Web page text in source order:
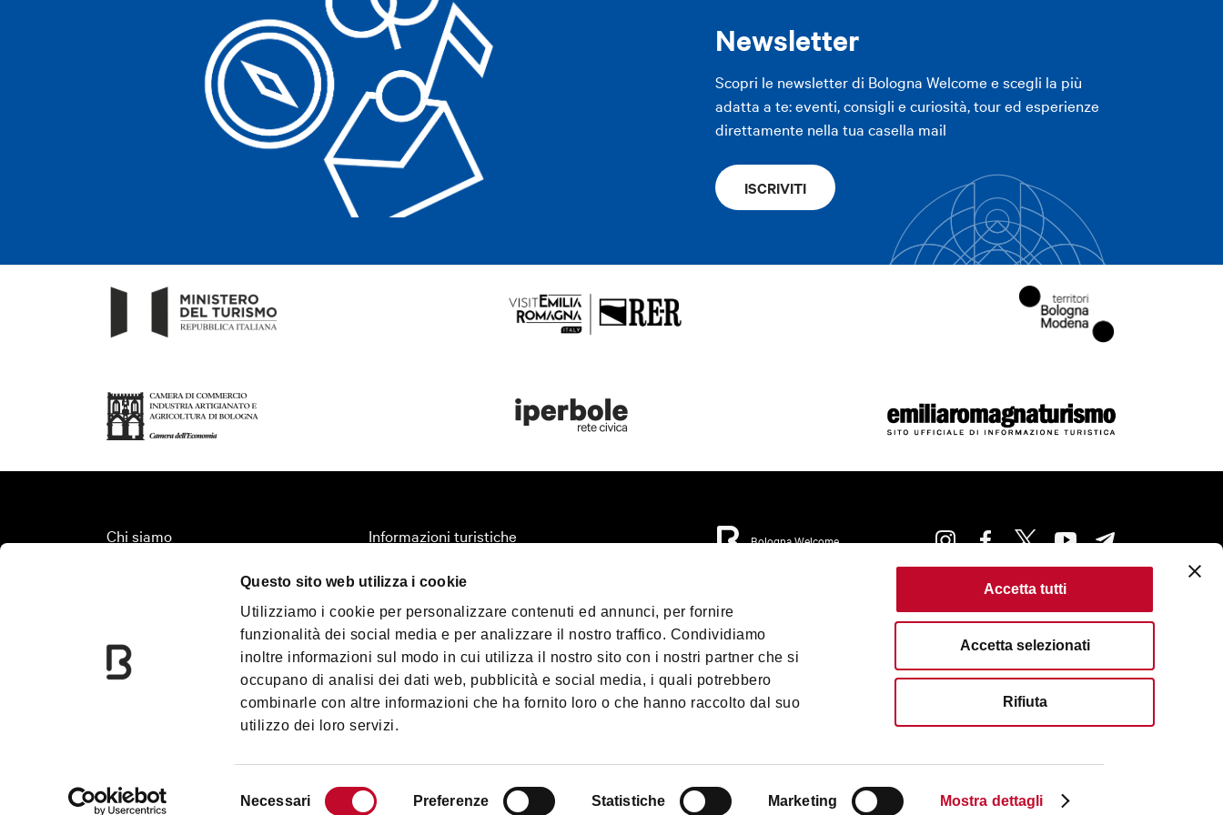
Questo sito web utilizza i cookie
Utilizziamo i cookie per personalizzare contenuti ed annunci, per fornire
funzionalità dei social media e per analizzare il nostro traffico. Condividiamo
inoltre informazioni sul modo in cui utilizza il nostro sito con i nostri partner che si
occupano di analisi dei dati web, pubblicità e social media, i quali potrebbero
combinarle con altre informazioni che ha fornito loro o che hanno raccolto dal suo
utilizzo dei loro servizi.
del
Necessari Preferenze Statistiche Marketing Mostra dettagli
Accetta tutti
Accetta selezionati
Rifiuta
Cancella filtri APPLICA FILTRI
Cancella filtri APPLICA FILTRI
Newsletter
Scopri le newsletter di Bologna Welcome e scegli la più
adatta a te: eventi, consigli e curiosità, tour ed esperienze
direttamente nella tua casella mail
ISCRIVITI
Chi siamo
Convention Bureau
Incoming Travel Agency
Informazioni turistiche
Territorio
Turismo accessibile
Media & Press
Download
Blog
Promenade Bologna
Gift Shop
Bologna Welcome
Condizioni di Utilizzo
Condizioni di Vendita
Criteri di pubblicazione
©2026 All rights reserved. Fondazione Bologna Welcome | Piazza del Nettuno, 1,
40124 - Bologna | P.I. e C.F. 04159281205 | REA: BO - 573761 |
Telefono
+39 051 6583111
|
PEC:fondazionebolognawelcome@legalmail.it